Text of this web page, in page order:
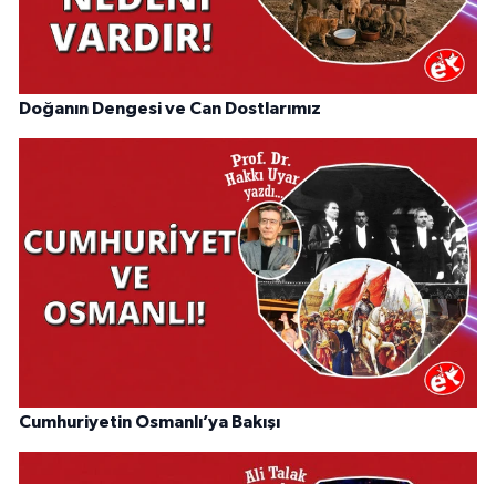
Doğanın Dengesi ve Can Dostlarımız
Cumhuriyetin Osmanlı’ya Bakışı